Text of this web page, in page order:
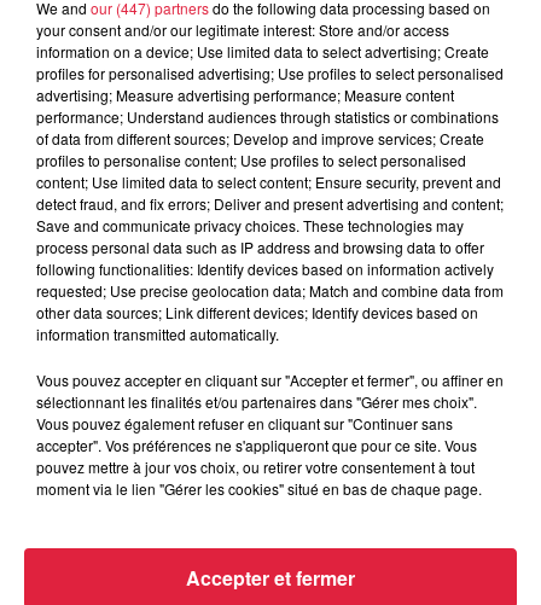
À découvrir également
poussette ou avec de jeunes enfants. Idéal pour découvrir la
We and our (447) partnersdo the following data processing based on
your consent and/or our legitimate interest: Store and/or access
information on a device; Use limited data to select advertising; Create
profiles for personalised advertising; Use profiles to select personalised
advertising; Measure advertising performance; Measure content
performance; Understand audiences through statistics or combinations
of data from different sources; Develop and improve services; Create
profiles to personalise content; Use profiles to select personalised
content; Use limited data to select content; Ensure security, prevent and
detect fraud, and fix errors; Deliver and present advertising and content;
Save and communicate privacy choices. These technologies may
process personal data such as IP address and browsing data to offer
following functionalities: Identify devices based on information actively
requested; Use precise geolocation data; Match and combine data from
other data sources; Link different devices; Identify devices based on
information transmitted automatically.
Vous pouvez accepter en cliquant sur "Accepter et fermer", ou affiner en
sélectionnant les finalités et/ou partenaires dans "Gérer mes choix".
Vous pouvez également refuser en cliquant sur "Continuer sans
accepter". Vos préférences ne s'appliqueront que pour ce site. Vous
pouvez mettre à jour vos choix, ou retirer votre consentement à tout
moment via le lien "Gérer les cookies" situé en bas de chaque page.
Accepter et fermer